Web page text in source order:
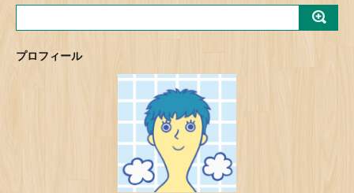
プロフィール